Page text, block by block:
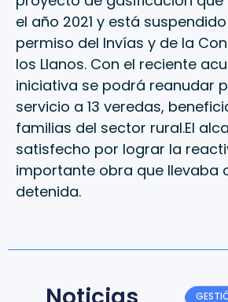
el año 2021 y está
permiso del Invías y de la
los Llanos. Con el reciente
iniciativa se podrá reanudar
servicio a 13 veredas,
familias del sector rural.El
satisfecho por lograr la
importante obra que llevaba
detenida.